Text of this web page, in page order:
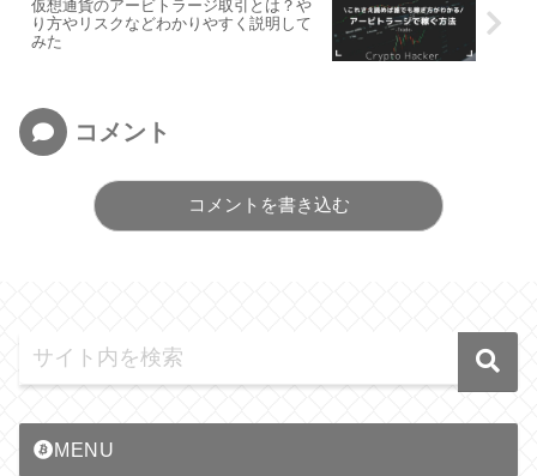
仮想通貨のアービトラージ取引とは？や
り方やリスクなどわかりやすく説明して
みた
コメント
コメントを書き込む
MENU